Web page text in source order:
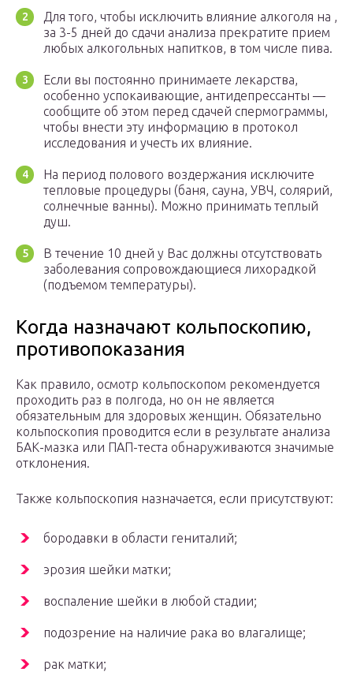
Для того, чтобы исключить влияние алкоголя на ,
за 3-5 дней до сдачи анализа прекратите прием
любых алкогольных напитков, в том числе пива.
Если вы постоянно принимаете лекарства,
особенно успокаивающие, антидепрессанты —
сообщите об этом перед сдачей спермограммы,
чтобы внести эту информацию в протокол
исследования и учесть их влияние.
На период полового воздержания исключите
тепловые процедуры (баня, сауна, УВЧ, солярий,
солнечные ванны). Можно принимать теплый
душ.
В течение 10 дней у Вас должны отсутствовать
заболевания сопровождающиеся лихорадкой
(подъемом температуры).
Когда назначают кольпоскопию,
противопоказания
Как правило, осмотр кольпоскопом рекомендуется
проходить раз в полгода, но он не является
обязательным для здоровых женщин. Обязательно
кольпоскопия проводится если в результате анализа
БАК-мазка или ПАП-теста обнаруживаются значимые
отклонения.
Также кольпоскопия назначается, если присутствуют:
бородавки в области гениталий;
эрозия шейки матки;
воспаление шейки в любой стадии;
подозрение на наличие рака во влагалище;
рак матки;